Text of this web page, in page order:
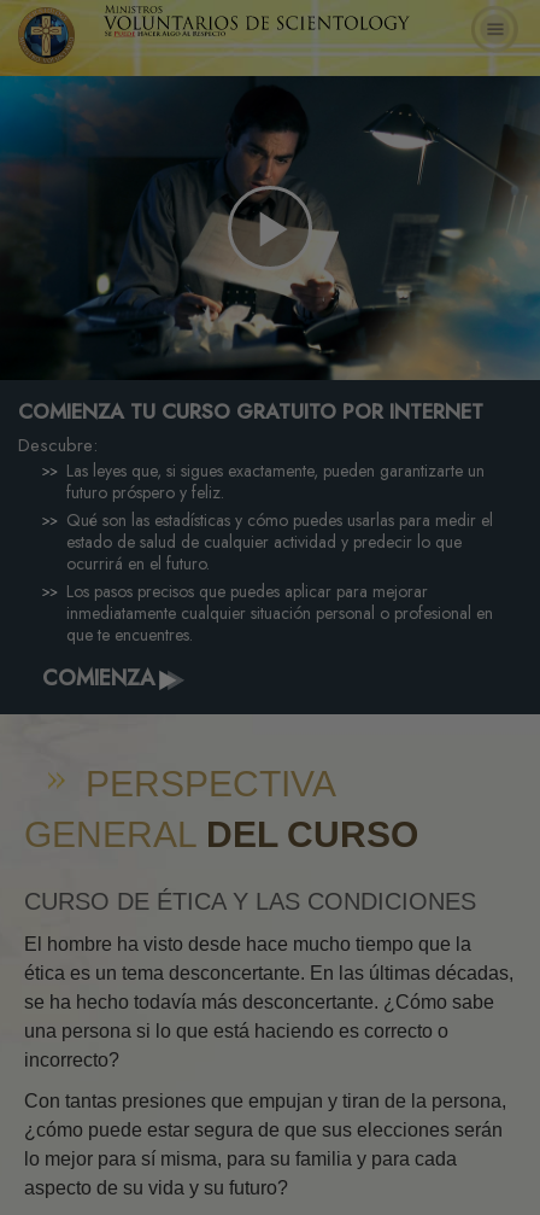
Play
Video
COMIENZA TU CURSO GRATUITO POR INTERNET
Descubre:
Las leyes que, si sigues exactamente, pueden garantizarte un
futuro próspero y feliz.
Qué son las estadísticas y cómo puedes usarlas para medir el
estado de salud de cualquier actividad y predecir lo que
ocurrirá en el futuro.
Los pasos precisos que puedes aplicar para mejorar
inmediatamente cualquier situación personal o profesional en
que te encuentres.
COMIENZA
PERSPECTIVA
GENERAL DEL CURSO
CURSO DE ÉTICA Y LAS CONDICIONES
El hombre ha visto desde hace mucho tiempo que la
ética es un tema desconcertante. En las últimas décadas,
se ha hecho todavía más desconcertante. ¿Cómo sabe
una persona si lo que está haciendo es correcto o
incorrecto?
Con tantas presiones que empujan y tiran de la persona,
¿cómo puede estar segura de que sus elecciones serán
lo mejor para sí misma, para su familia y para cada
aspecto de su vida y su futuro?